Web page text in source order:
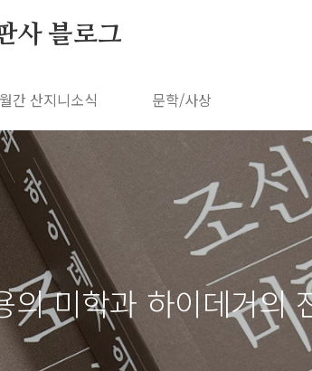
사 블로그
월간 산지니소식 문학/사상
미학과 하이데거의